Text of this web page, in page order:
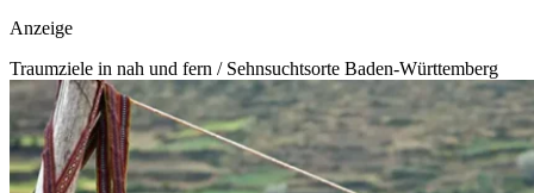
Anzeige
Traumziele in nah und fern / Sehnsuchtsorte Baden-Württemberg